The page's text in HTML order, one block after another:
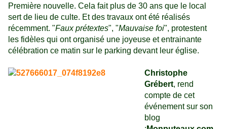
Première nouvelle. Cela fait plus de 30 ans que le local
sert de lieu de culte. Et des travaux ont été réalisés
récemment. "Faux prétextes", "Mauvaise foi", protestent
les fidèles qui ont organisé une joyeuse et entrainante
célébration ce matin sur le parking devant leur église.
Christophe
Grébert, rend
compte de cet
événement sur son
blog